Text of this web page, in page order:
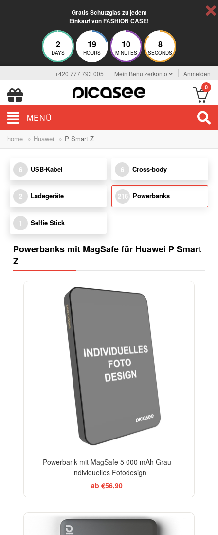
Gratis Schutzglas zu jedem
Einkauf von FASHION CASE!
2
DAYS
19
HOURS
10
MINUTES
7
SECONDS
+420 777 793 005 Mein Benutzerkonto Anmelden
0
MENÜ
home » Huawei » P Smart Z
6 USB-Kabel 6 Cross-body
2 Ladegeräte 216 Powerbanks
1 Selfie Stick
Powerbanks mit MagSafe für Huawei P Smart
Z
Powerbank mit MagSafe 5 000 mAh Grau -
Individuelles Fotodesign
ab €56,90